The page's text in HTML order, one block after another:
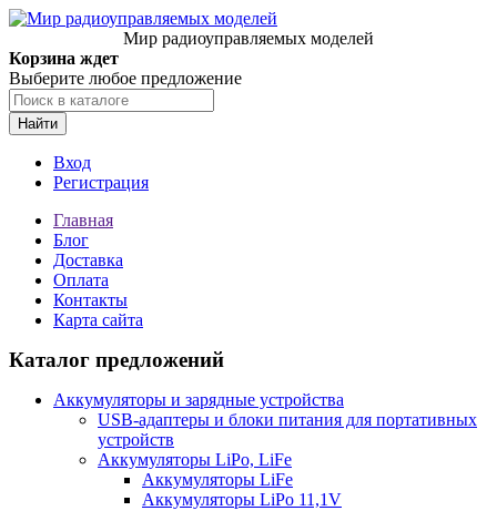
Мир радиоуправляемых моделей
Корзина ждет
Выберите любое предложение
Найти
Вход
Регистрация
Главная
Блог
Доставка
Оплата
Контакты
Карта сайта
Каталог предложений
Аккумуляторы и зарядные устройства
USB-адаптеры и блоки питания для портативных
устройств
Аккумуляторы LiPo, LiFe
Аккумуляторы LiFe
Аккумуляторы LiPo 11,1V